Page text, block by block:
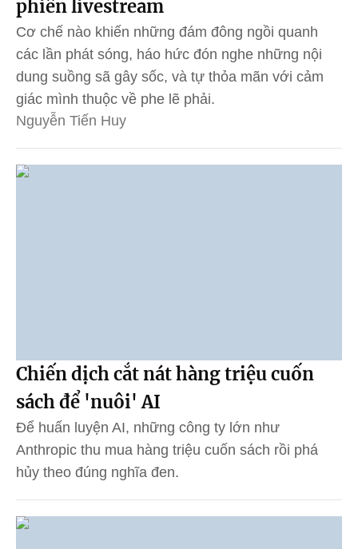
phiên livestream
Cơ chế nào khiến những đám đông ngồi quanh
các lần phát sóng, háo hức đón nghe những nội
dung suồng sã gây sốc, và tự thỏa mãn với cảm
giác mình thuộc về phe lẽ phải.
Nguyễn Tiến Huy
Chiến dịch cắt nát hàng triệu cuốn
sách để 'nuôi' AI
Để huấn luyện AI, những công ty lớn như
Anthropic thu mua hàng triệu cuốn sách rồi phá
hủy theo đúng nghĩa đen.